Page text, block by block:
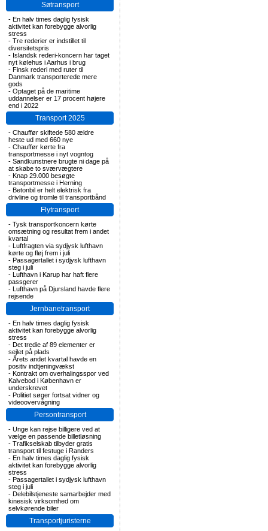
Søtransport
- En halv times daglig fysisk
aktivitet kan forebygge alvorlig
stress
- Tre rederier er indstillet til
diversitetspris
- Islandsk rederi-koncern har taget
nyt kølehus i Aarhus i brug
- Finsk rederi med ruter til
Danmark transporterede mere
gods
- Optaget på de maritime
uddannelser er 17 procent højere
end i 2022
Transport 2025
- Chauffør skiftede 580 ældre
heste ud med 660 nye
- Chauffør kørte fra
transportmesse i nyt vogntog
- Sandkunstnere brugte ni dage på
at skabe to sværvægtere
- Knap 29.000 besøgte
transportmesse i Herning
- Betonbil er helt elektrisk fra
drivline og tromle til transportbånd
Flytransport
- Tysk transportkoncern kørte
omsætning og resultat frem i andet
kvartal
- Luftfragten via sydjysk lufthavn
kørte og fløj frem i juli
- Passagertallet i sydjysk lufthavn
steg i juli
- Lufthavn i Karup har haft flere
passgerer
- Lufthavn på Djursland havde flere
rejsende
Jernbanetransport
- En halv times daglig fysisk
aktivitet kan forebygge alvorlig
stress
- Det tredie af 89 elementer er
sejlet på plads
- Årets andet kvartal havde en
positiv indtjeningvækst
- Kontrakt om overhalingsspor ved
Kalvebod i København er
underskrevet
- Politiet søger fortsat vidner og
videoovervågning
Persontransport
- Unge kan rejse billigere ved at
vælge en passende billetløsning
- Trafikselskab tilbyder gratis
transport til festuge i Randers
- En halv times daglig fysisk
aktivitet kan forebygge alvorlig
stress
- Passagertallet i sydjysk lufthavn
steg i juli
- Delebilstjeneste samarbejder med
kinesisk virksomhed om
selvkørende biler
Transportjuristerne